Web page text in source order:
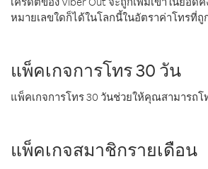
หมายเลขใดก็ได้ในโลกนี้ในอัตราค่าโทรที่ถู
แพ็คเกจการโทร 30 วัน
แพ็คเกจการโทร 30 วันช่วยให้คุณสามารถ
แพ็คเกจสมาชิกรายเดือน